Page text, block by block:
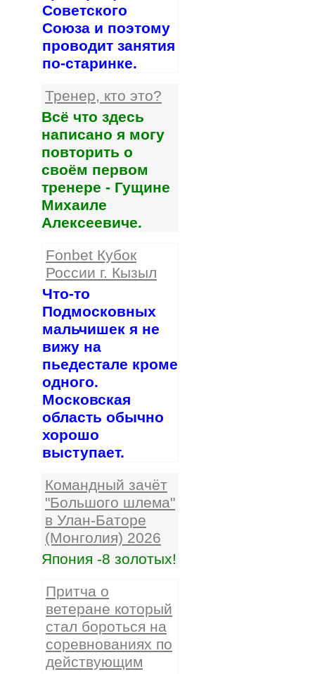
Советского
Союза и поэтому
проводит занятия
по-старинке.
Тренер, кто это?
Всё что здесь
написано я могу
повторить о
своём первом
тренере - Гущине
Михаиле
Алексеевиче.
Fonbet Кубок
России г. Кызыл
Что-то
Подмосковных
мальчишек я не
вижу на
пьедестале кроме
одного.
Московская
область обычно
хорошо
выступает.
Командный зачёт
"Большого шлема"
в Улан-Баторе
(Монголия) 2026
Япония -8 золотых!
Притча о
ветеране который
стал бороться на
соревнованиях по
действующим